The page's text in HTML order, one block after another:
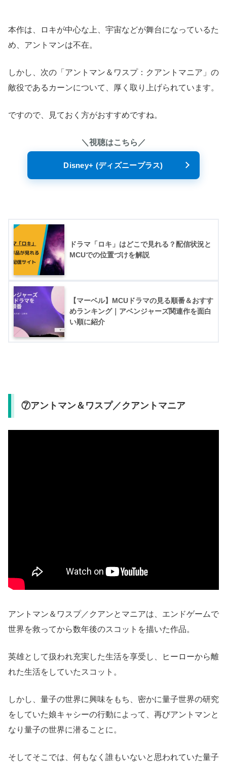
本作は、ロキが中心な上、宇宙などが舞台になっているた
め、アントマンは不在。
しかし、次の「アントマン＆ワスプ：クアントマニア」の
敵役であるカーンについて、厚く取り上げられています。
ですので、見ておく方がおすすめですね。
＼視聴はこちら／
Disney+ (ディズニープラス)
ドラマ「ロキ」はどこで見れる？配信状況と
MCUでの位置づけを解説
【マーベル】MCUドラマの見る順番＆おすす
めランキング｜アベンジャーズ関連作を面白
い順に紹介
⑦アントマン＆ワスプ／クアントマニア
アントマン＆ワスプ／クアンとマニアは、エンドゲームで
世界を救ってから数年後のスコットを描いた作品。
英雄として扱われ充実した生活を享受し、ヒーローから離
れた生活をしていたスコット。
しかし、量子の世界に興味をもち、密かに量子世界の研究
をしていた娘キャシーの行動によって、再びアントマンと
なり量子の世界に潜ることに。
そしてそこでは、何もなく誰もいないと思われていた量子